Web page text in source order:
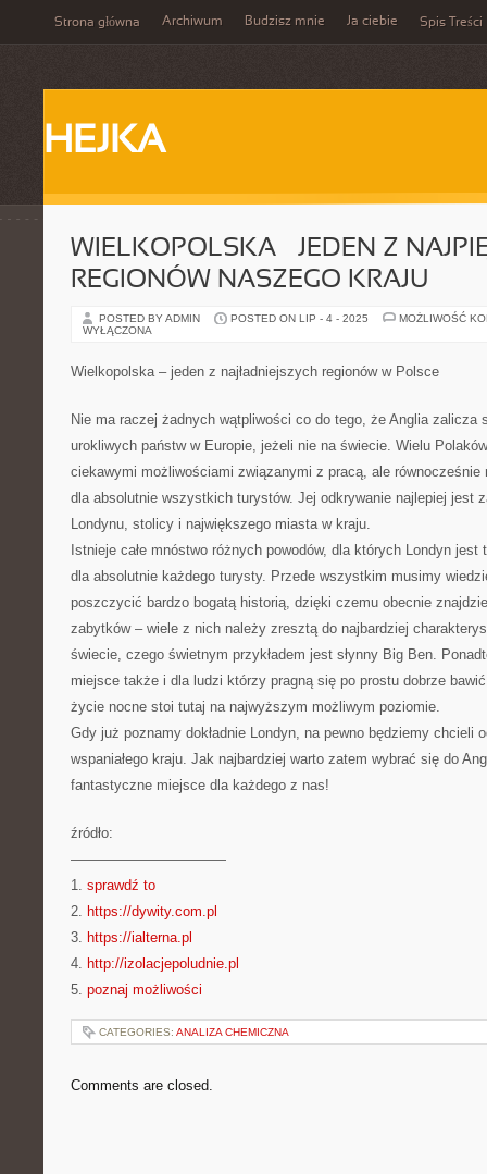
Strona główna Archiwum Budzisz mnie Ja ciebie Spis Treści
HEJKA
WIELKOPOLSKA – JEDEN Z
REGIONÓW NASZEGO KRAJU
POSTED BY ADMIN POSTED ON LIP - 4 - 2025
MOŻLIWOŚĆ
WYŁĄCZONA
Wielkopolska – jeden z najładniejszych regionów w Polsce
Nie ma raczej żadnych wątpliwości co do tego, że Anglia zalicza
urokliwych państw w Europie, jeżeli nie na świecie. Wielu
ciekawymi możliwościami związanymi z pracą, ale równocześnie
dla absolutnie wszystkich turystów. Jej odkrywanie najlepiej jest
Londynu, stolicy i największego miasta w kraju.
Istnieje całe mnóstwo różnych powodów, dla których Londyn
dla absolutnie każdego turysty. Przede wszystkim musimy
poszczycić bardzo bogatą historią, dzięki czemu obecnie
zabytków – wiele z nich należy zresztą do najbardziej
świecie, czego świetnym przykładem jest słynny Big Ben.
miejsce także i dla ludzi którzy pragną się po prostu dobrze
życie nocne stoi tutaj na najwyższym możliwym poziomie.
Gdy już poznamy dokładnie Londyn, na pewno będziemy chcieli
wspaniałego kraju. Jak najbardziej warto zatem wybrać się do
fantastyczne miejsce dla każdego z nas!
źródło:
———————————
1. sprawdź to
2. https://dywity.com.pl
3. https://ialterna.pl
4. http://izolacjepoludnie.pl
5. poznaj możliwości
CATEGORIES: ANALIZA CHEMICZNA
Comments are closed.